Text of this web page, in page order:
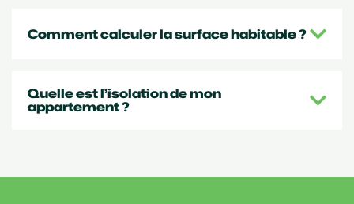
Comment calculer la surface habitable ?
Quelle est l’isolation de mon
appartement ?